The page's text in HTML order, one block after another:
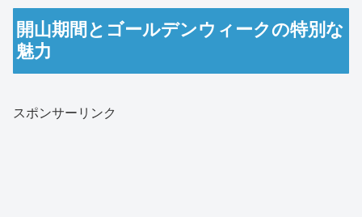
開山期間とゴールデンウィークの特別な
魅力
スポンサーリンク